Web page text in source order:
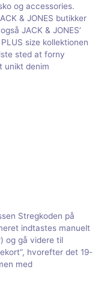
og accessories.
& JONES butikker
JACK & JONES’
size kollektionen
sted at forny
unikt denim
Stregkoden på
indtastes manuelt
og gå videre til
hvorefter det 19-
med